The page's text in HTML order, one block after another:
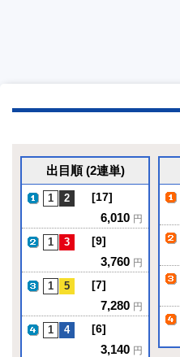
出目順 (2連単)
[17]
6,010 円
[9]
3,760 円
[7]
7,280 円
[6]
3,140 円